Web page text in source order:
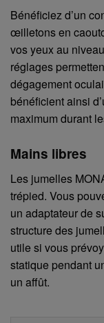
Bénéficiez d’un
œilletons en
vos yeux au
réglages
dégagement
bénéficient ainsi
maximum durant
Mains libres
Les jumelles
trépied. Vous
un adaptateur de
structure des
utile si vous
statique pendant
un affût.